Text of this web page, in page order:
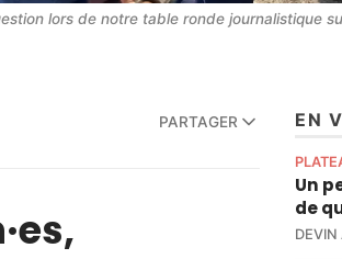
lors de notre table ronde journalistique
PARTAGER EN
Un
de